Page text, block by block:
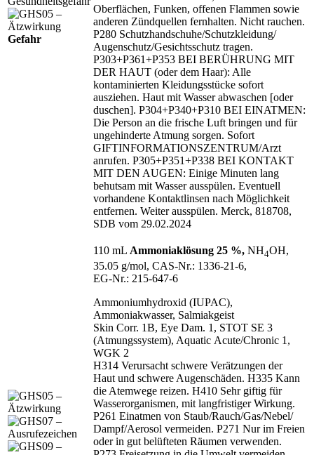
Gefahr
Oberflächen, Funken, offenen Flammen sowie
anderen Zündquellen fernhalten. Nicht rauchen.
P280 Schutzhandschuhe/Schutzkleidung/
Augenschutz/Gesichtsschutz tragen.
P303+P361+P353 BEI BERÜHRUNG MIT
DER HAUT (oder dem Haar): Alle
kontaminierten Kleidungsstücke sofort
ausziehen. Haut mit Wasser abwaschen [oder
duschen]. P304+P340+P310 BEI EINATMEN:
Die Person an die frische Luft bringen und für
ungehinderte Atmung sorgen. Sofort
GIFTINFORMATIONSZENTRUM/Arzt
anrufen. P305+P351+P338 BEI KONTAKT
MIT DEN AUGEN: Einige Minuten lang
behutsam mit Wasser ausspülen. Eventuell
vorhandene Kontaktlinsen nach Möglichkeit
entfernen. Weiter ausspülen. Merck, 818708,
SDB vom 29.02.2024
110 mL Ammoniaklösung 25 %, NH4OH,
35.05 g/mol, CAS‑Nr.: 1336‑21‑6,
EG‑Nr.: 215‑647‑6
Ammoniumhydroxid (IUPAC),
Ammoniakwasser, Salmiakgeist
Skin Corr. 1B, Eye Dam. 1, STOT SE 3
(Atmungssystem), Aquatic Acute/Chronic 1,
WGK 2
H314 Verursacht schwere Verätzungen der
Haut und schwere Augenschäden. H335 Kann
die Atemwege reizen. H410 Sehr giftig für
Wasserorganismen, mit langfristiger Wirkung.
P261 Einatmen von Staub/Rauch/Gas/Nebel/
Dampf/Aerosol vermeiden. P271 Nur im Freien
oder in gut belüfteten Räumen verwenden.